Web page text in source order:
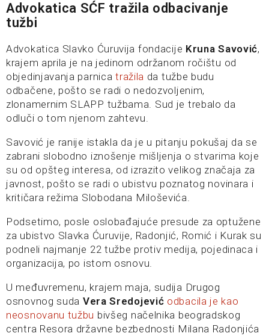
Advokatica SĆF tražila odbacivanje
tužbi
Advokatica Slavko Ćuruvija fondacije Kruna Savović,
krajem aprila je na jedinom održanom ročištu od
objedinjavanja parnicatražila da tužbe budu
odbačene, pošto se radi o nedozvoljenim,
zlonamernim SLAPP tužbama. Sud je trebalo da
odluči o tom njenom zahtevu.
Savović je ranije istakla da je u pitanju pokušaj da se
zabrani slobodno iznošenje mišljenja o stvarima koje
su od opšteg interesa, od izrazito velikog značaja za
javnost, pošto se radi o ubistvu poznatog novinara i
kritičara režima Slobodana Miloševića.
Podsetimo, posle oslobađajuće presude za optužene
za ubistvo Slavka Ćuruvije, Radonjić, Romić i Kurak su
podneli najmanje 22 tužbe protiv medija, pojedinaca i
organizacija, po istom osnovu.
U međuvremenu, krajem maja, sudija Drugog
osnovnog suda Vera Sredojević odbacila je kao
neosnovanu tužbu bivšeg načelnika beogradskog
centra Resora državne bezbednosti Milana Radonjića